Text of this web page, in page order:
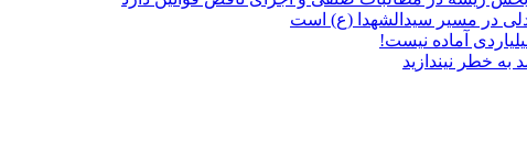
در مسیر سیدالشهدا (ع) است
به خطر نیندازید